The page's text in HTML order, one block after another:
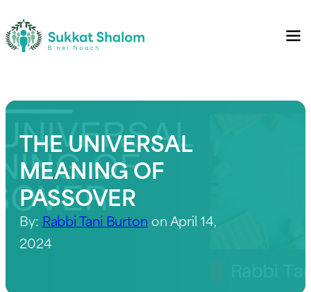
THE UNIVERSAL
MEANING OF
PASSOVER
By: Rabbi Tani Burton on April 14,
2024